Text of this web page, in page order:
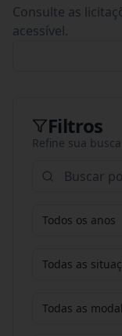
Consulte as
acessível.
Filtros
Refine sua
Todos os anos
Todas as
Todas as